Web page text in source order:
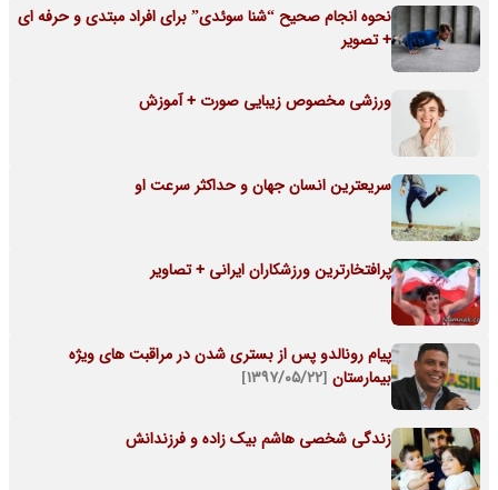
نحوه انجام صحیح “شنا سوئدی” برای افراد مبتدی و حرفه ای
+ تصویر
ورزشی مخصوص زیبایی صورت + آموزش
سریعترین انسان جهان و حداکثر سرعت او
پرافتخارترین ورزشکاران ایرانی + تصاویر
پیام رونالدو پس از بستری شدن در مراقبت های ویژه
بیمارستان [۱۳۹۷/۰۵/۲۲]
زندگی شخصی هاشم بیک زاده و فرزندانش